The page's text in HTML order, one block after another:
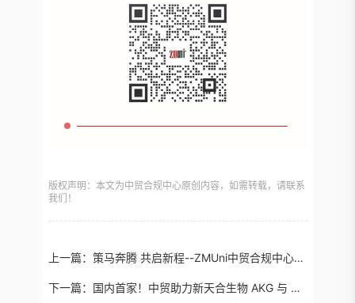
版权声明：本文为中贸合规中心原创内容，如需转载，请联系
我们！
上一篇： 策马奔腾 共启新程--ZMUni中贸合规中心2026春节放假通知&年会精彩回顾
下一篇： 国内首家！中贸助力新天合生物 AKG 与 Ca-AKG 产品通过美国 Self-GRAS 认证